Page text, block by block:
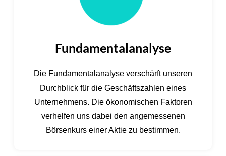
Fundamentalanalyse
Die Fundamentalanalyse verschärft unseren
Durchblick für die Geschäftszahlen eines
Unternehmens. Die ökonomischen Faktoren
verhelfen uns dabei den angemessenen
Börsenkurs einer Aktie zu bestimmen.